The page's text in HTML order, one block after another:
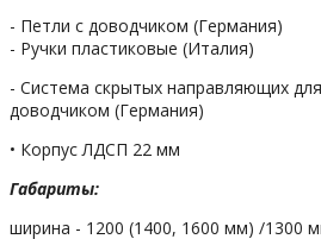
- Петли с доводчиком (Германия)
- Ручки пластиковые (Италия)
- Система скрытых направляющих
доводчиком (Германия)
• Корпус ЛДСП 22 мм
Габариты:
ширина - 1200 (1400, 1600 мм) /1300